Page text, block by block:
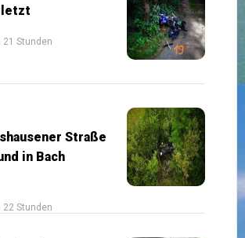
21 Stunden
Straße
in Bach
22 Stunden